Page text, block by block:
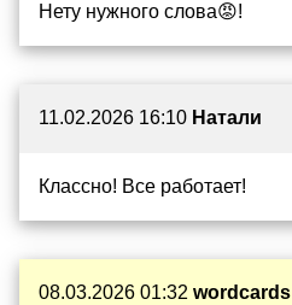
Нету нужного слова😡!
11.02.2026 16:10 Натали
Классно! Все работает!
08.03.2026 01:32 wordcards